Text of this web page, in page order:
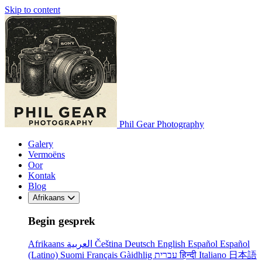
Skip to content
Phil Gear Photography
Galery
Vermoëns
Oor
Kontak
Blog
Afrikaans
Begin gesprek
Afrikaans Čeština Deutsch English Español Español
(Latino) Suomi Français Gàidhlig עבריתहिन्दी Italiano 日本語